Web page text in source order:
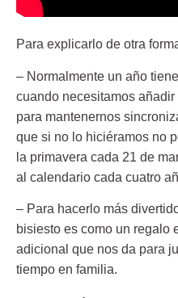
Para explicarlo de otra
– Normalmente un año
cuando necesitamos
para mantenernos
que si no lo hiciéramos no
la primavera cada 21 de
al calendario cada cuatro
– Para hacerlo más
bisiesto es como un regalo
adicional que nos da para
tiempo en familia.